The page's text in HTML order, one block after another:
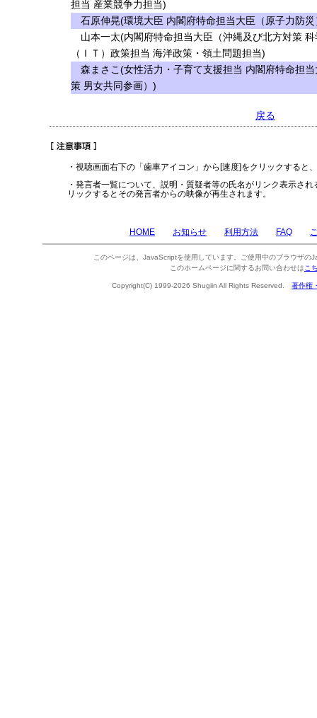
担当 産業競争力担当)
石原伸晃(環境大臣 内閣府特命担当大臣（原子力防災
山本一太(内閣府特命担当大臣（沖縄及び北方対策
（ＩＴ）政策担当 海洋政策・領土問題担当)
森まさこ(女性活力・子育て支援担当 内閣府特命担
策 男女共同参画）)
戻る
・視聴画面右下の「歯車アイコン」から[速度]をクリックすると
・発言者一覧について、説明・質疑者等の氏名がリンク表示さ
リックするとその発言者からの映像が再生されます。
HOME お知らせ 利用方法 FAQ
このページは、JavaScriptを使用しています。ご使用中のブラウザの
このホームページに関するお問い合わせは こ
Copyright(C) 1999-2026 Shugiin All Rights Reserved. 著作権